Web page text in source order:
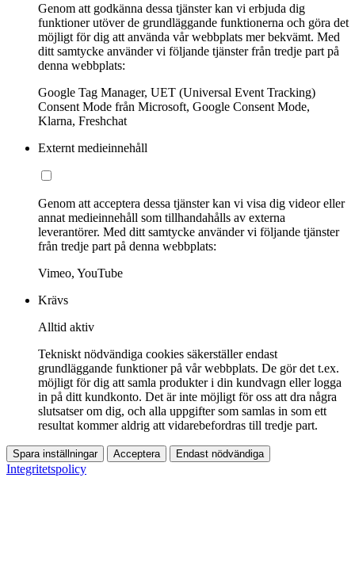
Genom att godkänna dessa tjänster kan vi erbjuda dig
funktioner utöver de grundläggande funktionerna och göra det
möjligt för dig att använda vår webbplats mer bekvämt. Med
ditt samtycke använder vi följande tjänster från tredje part på
denna webbplats:
Google Tag Manager, UET (Universal Event Tracking)
Consent Mode från Microsoft, Google Consent Mode,
Klarna, Freshchat
Externt medieinnehåll
Genom att acceptera dessa tjänster kan vi visa dig videor eller
annat medieinnehåll som tillhandahålls av externa
leverantörer. Med ditt samtycke använder vi följande tjänster
från tredje part på denna webbplats:
Vimeo, YouTube
Krävs
Alltid aktiv
Tekniskt nödvändiga cookies säkerställer endast
grundläggande funktioner på vår webbplats. De gör det t.ex.
möjligt för dig att samla produkter i din kundvagn eller logga
in på ditt kundkonto. Det är inte möjligt för oss att dra några
slutsatser om dig, och alla uppgifter som samlas in som ett
resultat kommer aldrig att vidarebefordras till tredje part.
Spara inställningar Acceptera Endast nödvändiga
Integritetspolicy